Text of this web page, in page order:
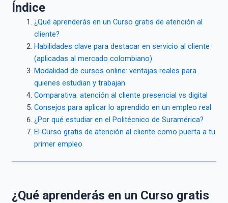
Índice
¿Qué aprenderás en un Curso gratis de atención al
cliente?
Habilidades clave para destacar en servicio al cliente
(aplicadas al mercado colombiano)
Modalidad de cursos online: ventajas reales para
quienes estudian y trabajan
Comparativa: atención al cliente presencial vs digital
Consejos para aplicar lo aprendido en un empleo real
¿Por qué estudiar en el Politécnico de Suramérica?
El Curso gratis de atención al cliente como puerta a tu
primer empleo
¿Qué aprenderás en un Curso gratis